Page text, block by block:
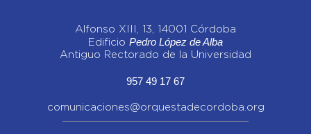
Alfonso XIII, 13, 14001 Córdoba
Edificio Pedro López de Alba
Antiguo Rectorado de la Universidad
957 49 17 67
comunicaciones@orquestadecordoba.org